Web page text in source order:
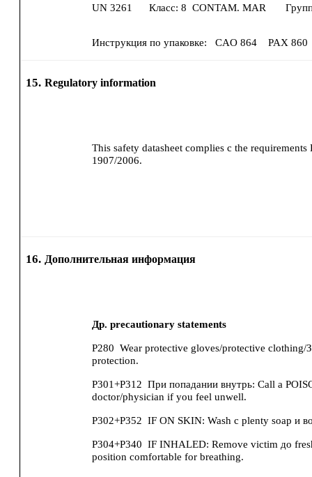
UN 3261 Класс: 8 CONTAM. MAR
Инструкция по упаковке: CAO 864 PAX 860
15. Regulatory information
This safety datasheet complies с the
1907/2006.
16. Дополнительная информация
Др. precautionary statements
P280 Wear protective gloves/protective clothing/
protection.
P301+P312 При попадании внутрь: Call a
doctor/physician if you feel unwell.
P302+P352 IF ON SKIN: Wash с plenty soap и
P304+P340 IF INHALED: Remove victim до
position comfortable for breathing.